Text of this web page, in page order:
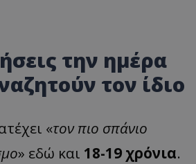
την ημέρα
τον ίδιο
«τον πιο σπάνιο
» εδώ και 18-19 χρόνια.